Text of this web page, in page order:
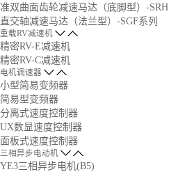
准双曲面齿轮减速马达（底脚型）-SRH
直交轴减速马达（法兰型）-SGF系列
重载RV减速机
精密RV-E减速机
精密RV-C减速机
电机调速器
小型简易变频器
简易型变频器
分离式速度控制器
UX数显速度控制器
面板式速度控制器
三相异步电动机
YE3三相异步电机(B5)